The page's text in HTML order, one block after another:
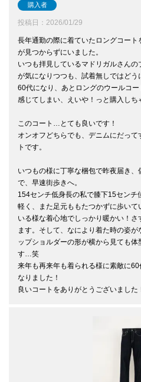
購入者
投稿日 2026/01/29
長年通勤の際に着ていたロングコー
が見つからずにいました。
いつも拝見しているマドリガルさん
が気になりつつも、試着無しではど
60代になり、あとロングのウールコ
感じてしまい、えいや！っと購入しち
このコート…とても良いです！
オンオフどちらでも、デニムにだっ
トです。
いつもの様に丁寧な梱包で昨夜届き
で、早速街歩きへ。
154センチ低身長の私で膝下15セン
軽く、また足元ももたつかずに歩い
いる様な着心地でしっかり暖かい！
ます。そして、なにより着た時の姿
ップショルダーの形が横から見ても
す…笑
来年も再来年も着られる様に素敵に
なりました！